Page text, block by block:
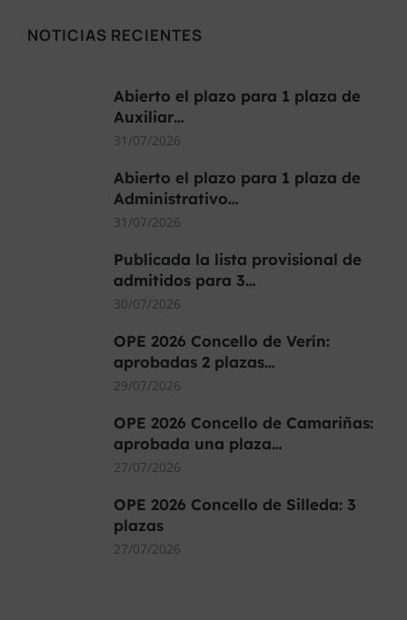
NOTICIAS RECIENTES
Abierto el plazo para 1 plaza de
Auxiliar…
31/07/2026
Abierto el plazo para 1 plaza de
Administrativo…
31/07/2026
Publicada la lista provisional de
admitidos para 3…
30/07/2026
OPE 2026 Concello de Verín:
aprobadas 2 plazas…
29/07/2026
OPE 2026 Concello de Camariñas:
aprobada una plaza…
27/07/2026
OPE 2026 Concello de Silleda: 3
plazas
27/07/2026